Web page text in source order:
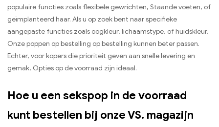
populaire functies zoals flexibele gewrichten, Staande voeten, of
geïmplanteerd haar. Als u op zoek bent naar specifieke
aangepaste functies zoals oogkleur, lichaamstype, of huidskleur,
Onze poppen op bestelling op bestelling kunnen beter passen.
Echter, voor kopers die prioriteit geven aan snelle levering en
gemak, Opties op de voorraad zijn ideaal.
Hoe u een sekspop in de voorraad
kunt bestellen bij onze VS. magazijn